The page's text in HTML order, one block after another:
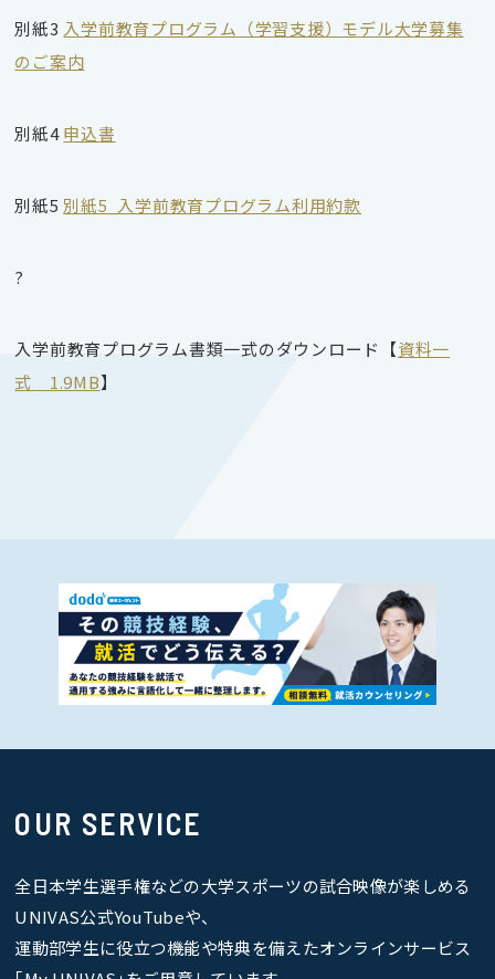
別紙3 入学前教育プログラム（学習支援）モデル大学募集
のご案内
別紙4申込書
別紙5 別紙5_入学前教育プログラム利用約款
?
入学前教育プログラム書類一式のダウンロード【資料一
式 1.9MB】
OUR SERVICE
全日本学生選手権などの大学スポーツの試合映像が楽しめる
UNIVAS公式YouTubeや、
運動部学生に役立つ機能や特典を備えたオンラインサービス